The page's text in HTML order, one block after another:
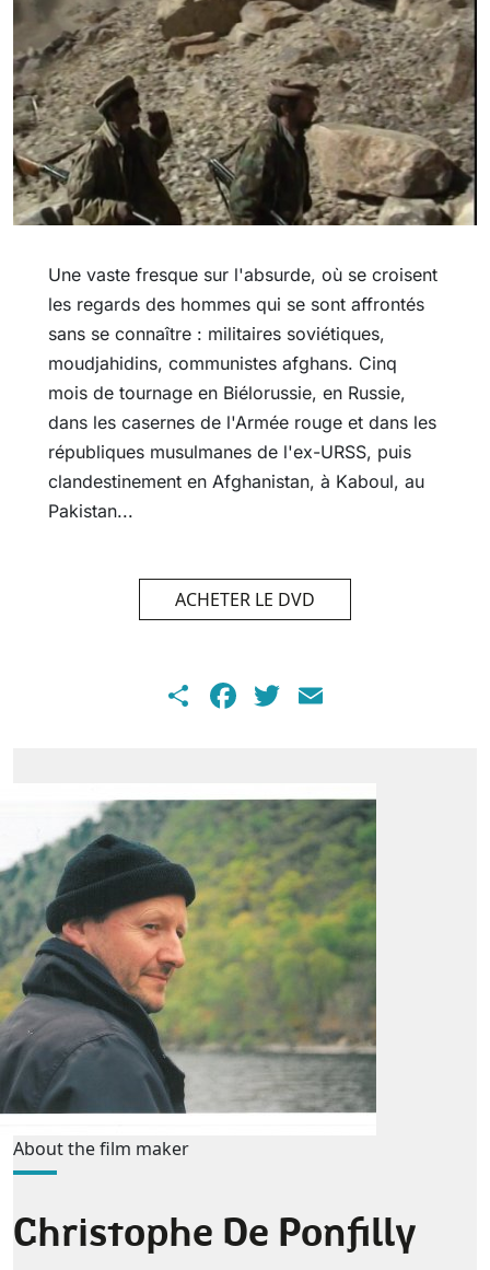
Une vaste fresque sur l'absurde, où se croisent
les regards des hommes qui se sont affrontés
sans se connaître : militaires soviétiques,
moudjahidins, communistes afghans. Cinq
mois de tournage en Biélorussie, en Russie,
dans les casernes de l'Armée rouge et dans les
républiques musulmanes de l'ex-URSS, puis
clandestinement en Afghanistan, à Kaboul, au
Pakistan...
ACHETER LE DVD
ShareFacebook
Twitter
About the film maker
Christophe De Ponfilly